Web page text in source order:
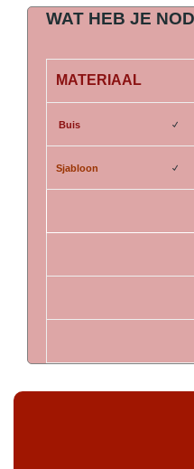
WAT HEB JE
MATERIAAL
Buis
Sjabloon